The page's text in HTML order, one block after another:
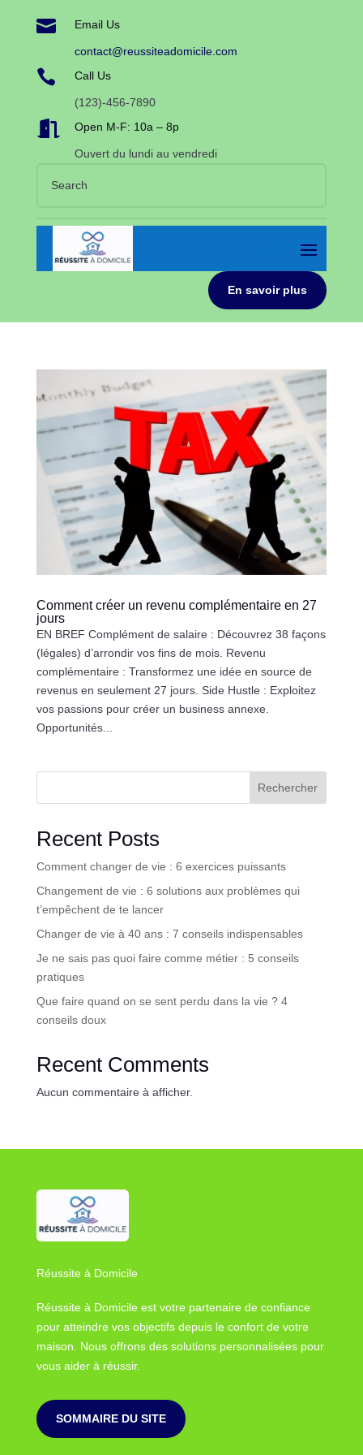
 Email Us
contact@reussiteadomicile.com
 Call Us
(123)-456-7890
 Open M-F: 10a – 8p
Ouvert du lundi au vendredi
En savoir plus
Comment créer un revenu complémentaire en 27
jours
EN BREF Complément de salaire : Découvrez 38 façons
(légales) d’arrondir vos fins de mois. Revenu
complémentaire : Transformez une idée en source de
revenus en seulement 27 jours. Side Hustle : Exploitez
vos passions pour créer un business annexe.
Opportunités...
Rechercher
Recent Posts
Comment changer de vie : 6 exercices puissants
Changement de vie : 6 solutions aux problèmes qui
t’empêchent de te lancer
Changer de vie à 40 ans : 7 conseils indispensables
Je ne sais pas quoi faire comme métier : 5 conseils
pratiques
Que faire quand on se sent perdu dans la vie ? 4
conseils doux
Recent Comments
Aucun commentaire à afficher.
Réussite à Domicile
Réussite à Domicile est votre partenaire de confiance
pour atteindre vos objectifs depuis le confort de votre
maison. Nous offrons des solutions personnalisées pour
vous aider à réussir.
SOMMAIRE DU SITE